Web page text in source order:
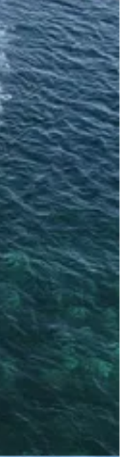
colectan el sargazo
orgullo. Imágenes